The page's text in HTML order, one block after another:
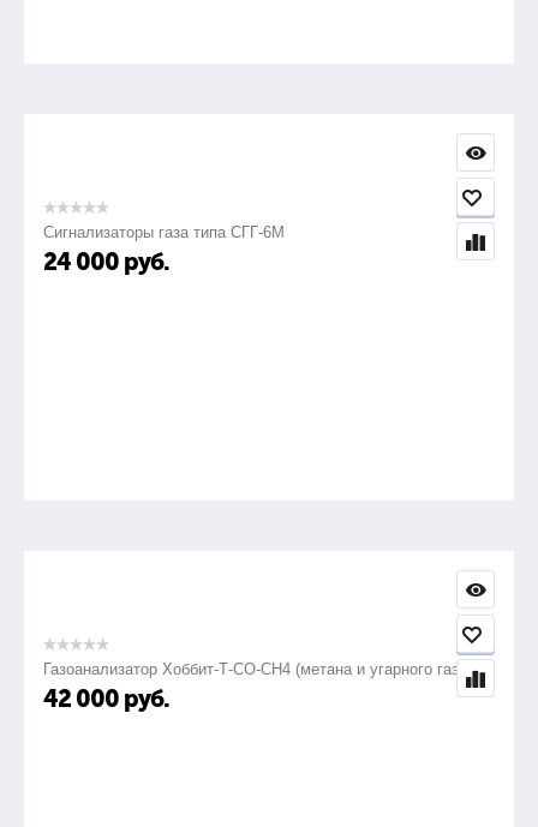
Сигнализаторы газа типа СГГ-6М
24 000 руб.
Газоанализатор Хоббит-Т-СО-СН4 (метана и угарного газа)
42 000 руб.